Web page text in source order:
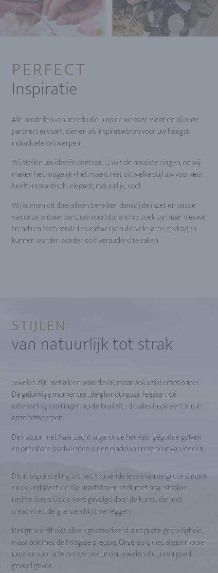
PERFECT
Inspiratie
Alle modellen van acredo die u op de website vindt en bij onze
partners ervaart, dienen als inspiratiebron voor uw hoogst
individuele ontwerpen.
Wij stellen uw ideeën centraal. U wilt de mooiste ringen, en wij
maken het mogelijk - het maakt niet uit welke stijl uw voorkeur
heeft: romantisch, elegant, natuurlijk, cool...
Wij kunnen dit doel alleen bereiken dankzij de inzet en passie
van onze ontwerpers, die voortdurend op zoek zijn naar nieuwe
trends en toch modellen ontwerpen die vele jaren gedragen
kunnen worden zonder ooit verouderd te raken.
STIJLEN
van natuurlijk tot strak
Juwelen zijn niet alleen waardevol, maar ook altijd emotioneel.
De gelukkige momenten, de glamoureuze feesten, de
uitwisseling van ringen op de bruiloft - dit alles inspireert ons in
onze ontwerpen.
De natuur met haar zacht afgeronde heuvels, gegolfde golven
en ontelbare bladvormen is een eindeloos reservoir van ideeën.
Dit in tegenstelling tot het bruisende leven van de grote steden
en de architectuur die maatstaven stelt met haar strakke,
rechte lijnen. Op de voet gevolgd door de kunst, die met
creativiteit de grenzen blijft verleggen.
Design wordt niet alleen geassocieerd met grote gevoeligheid,
maar ook met de hoogste precisie. Onze eis is niet alleen mooie
juwelen voor u te ontwerpen, maar juwelen die u een goed
gevoel geven.